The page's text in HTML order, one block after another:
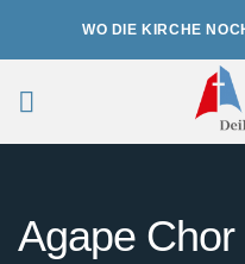
WO DIE KIRCHE
Agape Chor